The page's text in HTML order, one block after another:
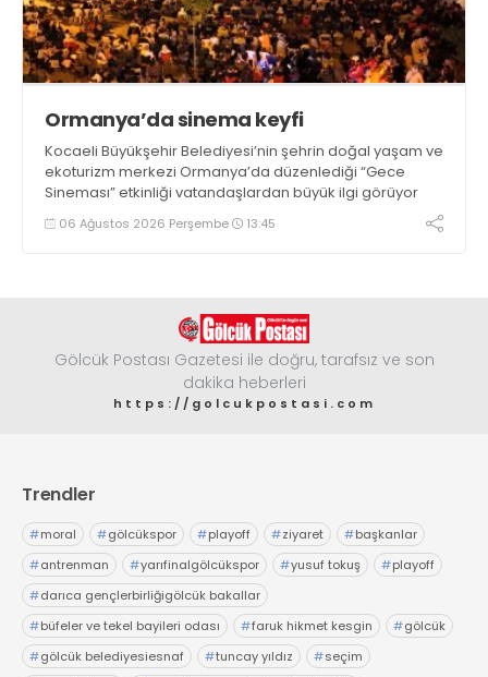
Ormanya’da sinema keyfi
Kocaeli Büyükşehir Belediyesi’nin şehrin doğal yaşam ve
ekoturizm merkezi Ormanya’da düzenlediği “Gece
Sineması” etkinliği vatandaşlardan büyük ilgi görüyor
06 Ağustos 2026 Perşembe 13:45
Gölcük Postası Gazetesi ile doğru, tarafsız ve son
dakika heberleri
https://golcukpostasi.com
Trendler
#moral #gölcükspor #playoff #ziyaret #başkanlar
#antrenman #yarıfinalgölcükspor #yusuf tokuş #playoff
#darıca gençlerbirliğigölcük bakallar
#büfeler ve tekel bayileri odası #faruk hikmet kesgin #gölcük
#gölcük belediyesiesnaf #tuncay yıldız #seçim